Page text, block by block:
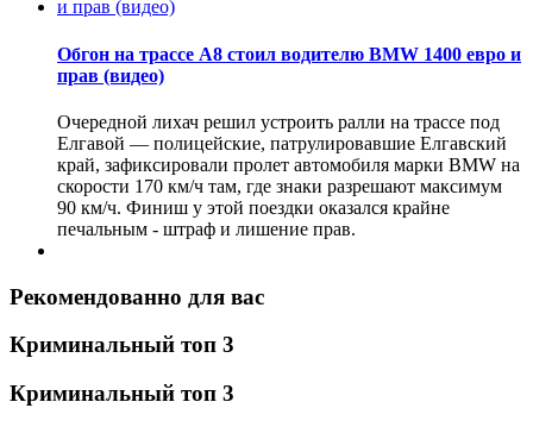
Обгон на трассе А8 стоил водителю BMW 1400 евро и
прав (видео)
Очередной лихач решил устроить ралли на трассе под
Елгавой — полицейские, патрулировавшие Елгавский
край, зафиксировали пролет автомобиля марки BMW на
скорости 170 км/ч там, где знаки разрешают максимум
90 км/ч. Финиш у этой поездки оказался крайне
печальным - штраф и лишение прав.
Рекомендованно для вас
Криминальный топ 3
Криминальный топ 3